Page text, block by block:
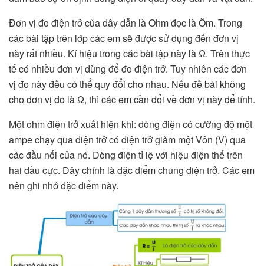
Đơn vị đo điện trở của dây dẫn là Ohm đọc là Ôm. Trong
các bài tập trên lớp các em sẽ được sử dụng đến đơn vị
này rất nhiều. Kí hiệu trong các bài tập này là Ω. Trên thực
tế có nhiều đơn vị dùng để đo điện trở. Tuy nhiên các đơn
vị đo này đều có thể quy đổi cho nhau. Nếu đề bài không
cho đơn vị đo là Ω, thì các em cần đổi về đơn vị này để tính.
Một ohm điện trở xuất hiện khi: dòng điện có cường độ một
ampe chạy qua điện trở có điện trở giảm một Vôn (V) qua
các đầu nối của nó. Dòng điện tỉ lệ với hiệu điện thế trên
hai đầu cực. Đây chính là đặc điểm chung điện trở. Các em
nên ghi nhớ đặc điểm này.